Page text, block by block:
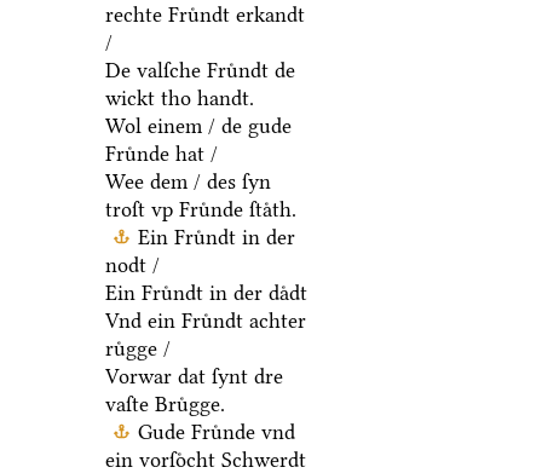
rechte Fruͤndt erkandt
/
De valſche Fruͤndt de
wickt tho handt.
Wol einem / de gude
Fruͤnde hat /
Wee dem / des ſyn
troſt vp Fruͤnde ſtaͤth.
Ein Fruͤndt in der
nodt /
Ein Fruͤndt in der daͤdt
Vnd ein Fruͤndt achter
ruͤgge /
Vorwar dat ſynt dre
vaſte Bruͤgge.
Gude Fruͤnde vnd
ein vorſoͤcht Schwerdt